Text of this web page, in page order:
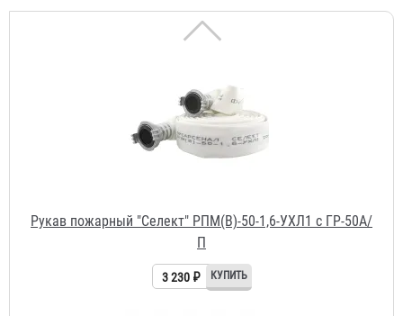
Рукав пожарный "Селект" РПМ(В)-50-1,6-УХЛ1 c ГР-50А/
П
Рукав пожарный "Премиум" РПМ(В)-40-1,6-И-УХЛ1 с
ГР-38/50 А